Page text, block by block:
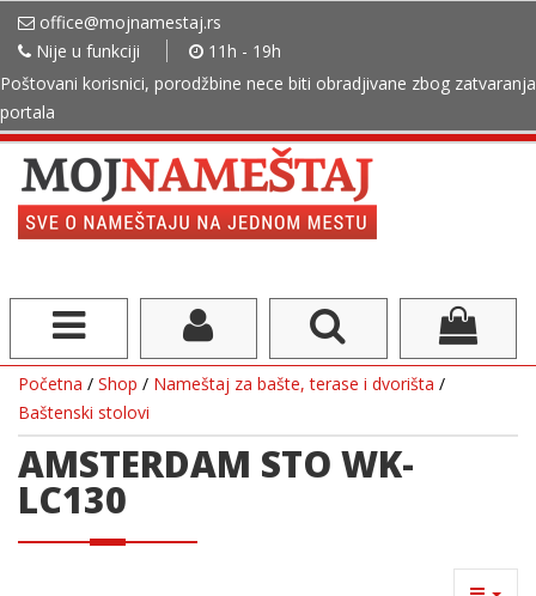
office@mojnamestaj.rs
Nije u funkciji
11h - 19h
Poštovani korisnici, porodžbine nece biti obradjivane zbog zatvaranja
portala
Početna / Shop / Nameštaj za bašte, terase i dvorišta /
Baštenski stolovi
AMSTERDAM STO WK-
LC130